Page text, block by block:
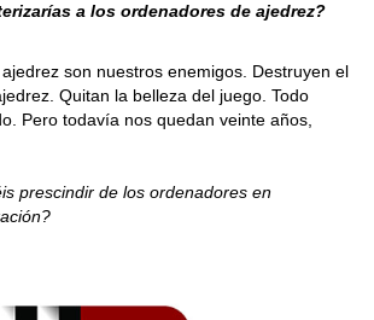
a los ordenadores de ajedrez?
son nuestros enemigos. Destruyen el
Quitan la belleza del juego. Todo
Pero todavía nos quedan veinte años,
prescindir de los ordenadores en